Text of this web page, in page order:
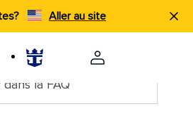
Aller au site
la FAQ